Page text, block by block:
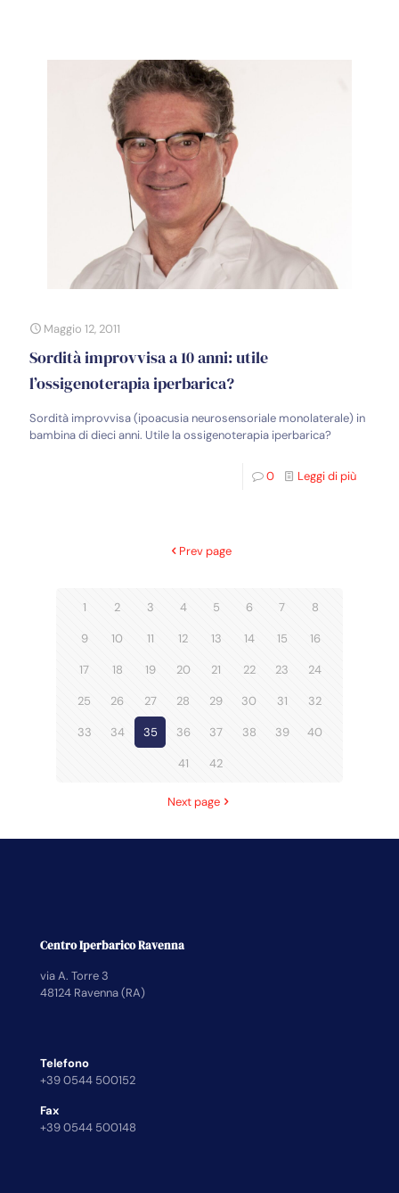
Maggio 12, 2011
Sordità improvvisa a 10 anni: utile
l’ossigenoterapia iperbarica?
Sordità improvvisa (ipoacusia neurosensoriale monolaterale) in
bambina di dieci anni. Utile la ossigenoterapia iperbarica?
0 Leggi di più
Prev page
1 2 3 4 5 6 7 8
9 10 11 12 13 14 15 16
17 18 19 20 21 22 23 24
25 26 27 28 29 30 31 32
33 34 35 36 37 38 39 40
41 42
Next page
Centro Iperbarico Ravenna
via A. Torre 3
48124 Ravenna (RA)
Telefono
+39 0544 500152
Fax
+39 0544 500148